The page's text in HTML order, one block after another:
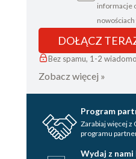
informacje
DOŁĄCZ
Bez spamu, 1-2
Zobacz więcej »
Program
Zarabiaj więcej z
programu
Wydaj z nami